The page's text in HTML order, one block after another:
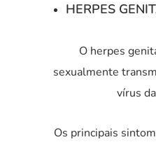
HERPES
O herpes
sexualmente
vírus
Os principais